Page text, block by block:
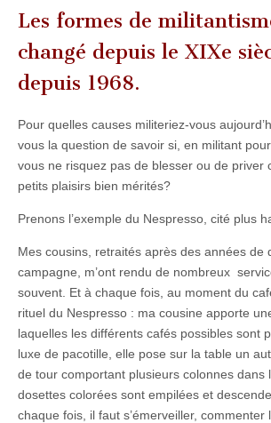
Les formes de
changé depuis le XIXe
depuis 1968.
Pour quelles causes militeriez-vous
vous la question de savoir si, en militant
vous ne risquez pas de blesser ou de priver
petits plaisirs bien mérités?
Prenons l’exemple du Nespresso, cité plus
Mes cousins, retraités après des années de
campagne, m’ont rendu de nombreux
souvent. Et à chaque fois, au moment du
rituel du Nespresso : ma cousine apporte
laquelles les différents cafés possibles sont
luxe de pacotille, elle pose sur la table un
de tour comportant plusieurs colonnes dans
dosettes colorées sont empilées et
chaque fois, il faut s’émerveiller, commenter